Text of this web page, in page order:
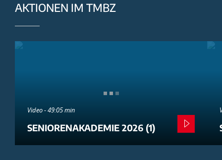
AKTIONEN IM TMBZ
Video - 49:05 min
SENIORENAKADEMIE 2026 (1)